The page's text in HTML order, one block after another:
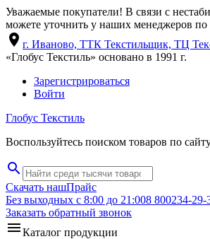
Уважаемые покупатели! В связи с
можете уточнить у наших менеджеров по
location_on г. Иваново, ТТК Текстильщик, ТЦ
«Глобус Текстиль» основано в 1991 г.
Зарегистрироваться
Войти
Глобус Текстиль
Воспользуйтесь поиском товаров по
search
Скачать нашПрайс
Без выходных с 8:00 до 21:008 800234-29-
Заказать обратный звонок
menuКаталог продукции